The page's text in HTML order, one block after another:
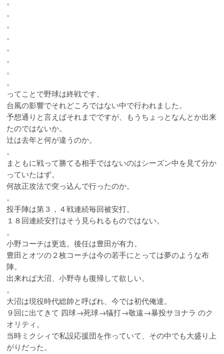
。
。
。
。
。
。
。
ってことで野球は終戦です。
台風の影響でそれどころではない中で行われました。
予想通りと言えばそれまでですが、もうちょっとなんとか出来
たのではないか。
辻は去年と何が違うのか。
。
まともに戦って勝てる相手ではないのはシーズン中を見て分か
っていたはず。
何故正攻法で突っ込んで行ったのか。
。
投手陣は第３，４戦連続毎回被安打。
１８回連続安打はそう見られるものではない。
。
小野コーチは更迭。後任は豊田が有力。
豊田とオツの２枚コーチは今の若手にとっては夢のような布
陣。
出来れば大沼、小野寺も復帰して欲しい。
。
大沼は現役時代総帥と呼ばれ、今では初代俺達。
９回に出てきて 四球→死球→犠打→敬遠→暴投サヨナラ のク
オリティ。
当時ミクシィで私設応援団を作っていて、その中でも大盛り上
がりだった。